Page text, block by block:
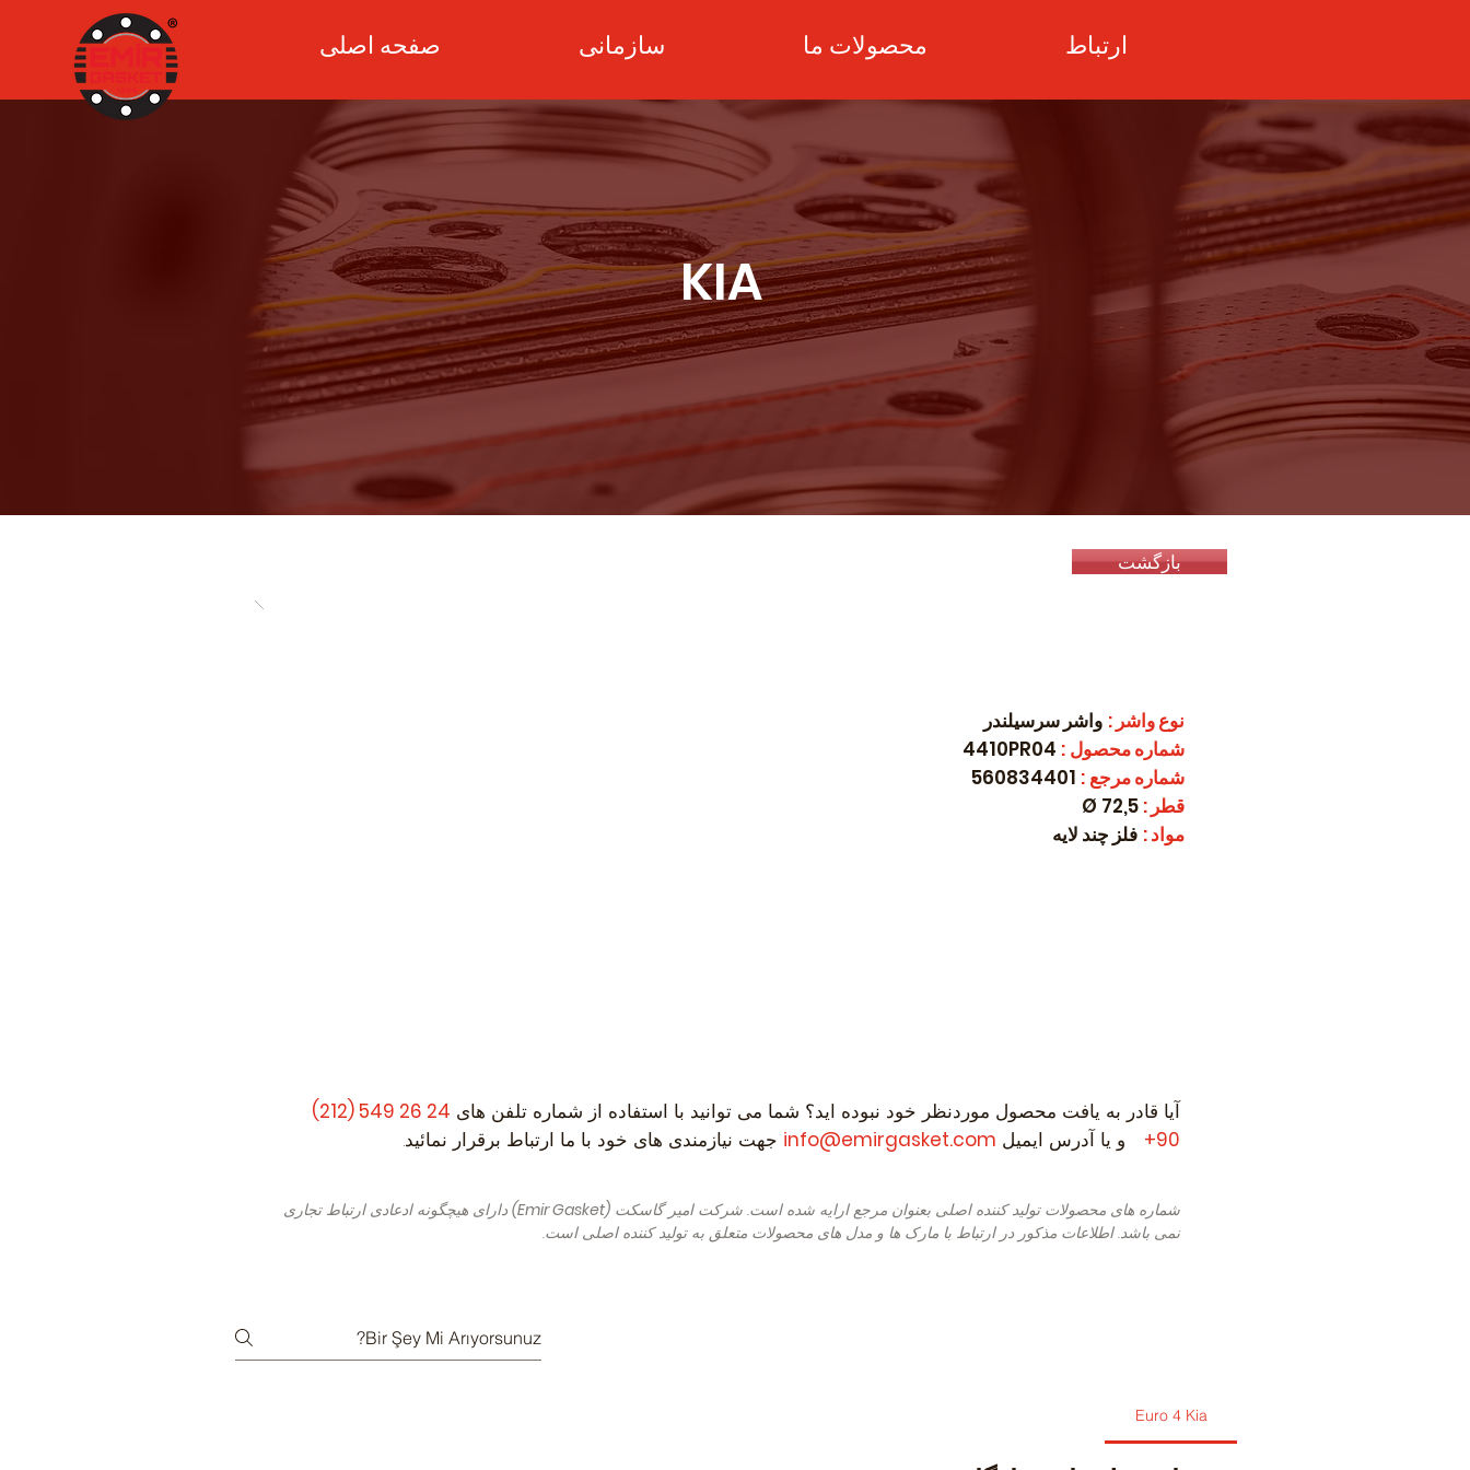
صفحه اصلی سازمانی محصولات ما ارتباط
KIA
بازگشت
نوع واشر : واشر سرسیلندر
شماره محصول :
شماره مرجع :
560834401
قطر :
72,5 Ø
مواد: فلز چند لایه
آیا قادر به یافت محصول موردنظر خود نبوده اید؟ شما می توانید با استفاده از شماره تلفن های
24 26 549 (212)
90+
و یا آدرس ایمیل info@emirgasket.com جهت نیازمندی های خود با ما ارتباط برقرار نمائید.
شماره های محصولات تولید کننده اصلی بعنوان مرجع ارایه شده است. شرکت امیر گاسکت (Emir Gasket)
دارای هیچگونه ادعادی ارتباط تجاری
نمی باشد. اطلاعات مذکور در ارتباط با مارک ها و مدل های محصولات متعلق به تولید کننده اصلی است.
Euro 4 Kia